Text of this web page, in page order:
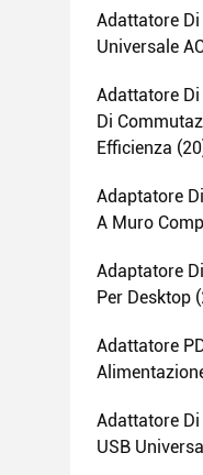
Adattatore
Universale
Adattatore
Di
Efficienza
Adaptatore
A Muro
Adaptatore
Per Desktop
Adattatore
Adattatore
USB